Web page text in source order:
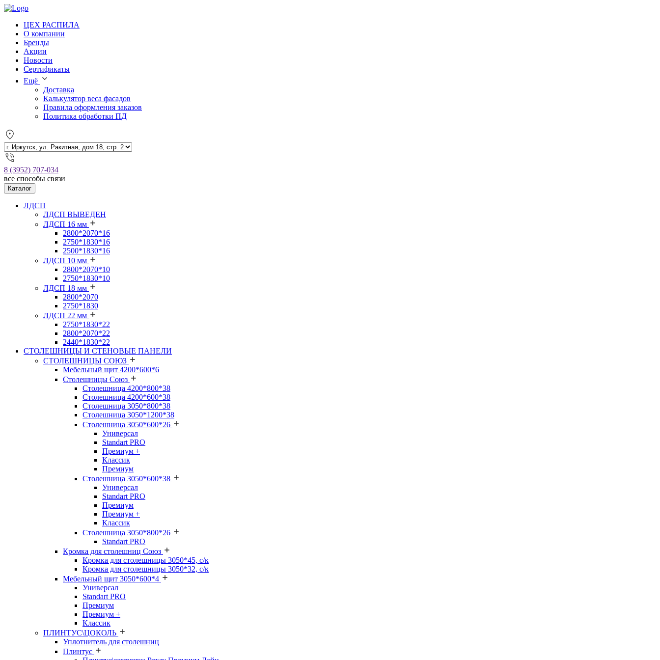
ЦЕХ РАСПИЛА
О компании
Бренды
Акции
Новости
Сертификаты
Ещё
Доставка
Калькулятор веса фасадов
Правила оформления заказов
Политика обработки ПД
8 (3952) 707-034
все способы связи
Каталог
ЛДСП
ЛДСП ВЫВЕДЕН
ЛДСП 16 мм
2800*2070*16
2750*1830*16
2500*1830*16
ЛДСП 10 мм
2800*2070*10
2750*1830*10
ЛДСП 18 мм
2800*2070
2750*1830
ЛДСП 22 мм
2750*1830*22
2800*2070*22
2440*1830*22
СТОЛЕШНИЦЫ И СТЕНОВЫЕ ПАНЕЛИ
СТОЛЕШНИЦЫ СОЮЗ
Мебельный щит 4200*600*6
Столешницы Союз
Столешница 4200*800*38
Столешница 4200*600*38
Столешница 3050*800*38
Столешница 3050*1200*38
Столешница 3050*600*26
Универсал
Standart PRO
Премиум +
Классик
Премиум
Столешница 3050*600*38
Универсал
Standart PRO
Премиум
Премиум +
Классик
Столешница 3050*800*26
Standart PRO
Кромка для столешниц Союз
Кромка для столешницы 3050*45, с/к
Кромка для столешницы 3050*32, с/к
Мебельный щит 3050*600*4
Универсал
Standart PRO
Премиум
Премиум +
Классик
ПЛИНТУС\ЦОКОЛЬ
Уплотнитель для столешниц
Плинтус